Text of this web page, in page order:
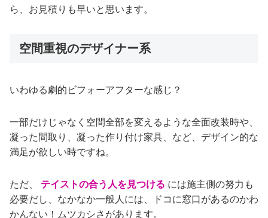
ら、お見積りも早いと思います。
空間重視のデザイナー系
いわゆる劇的ビフォーアフターな感じ？
一部だけじゃなく空間全部を変えるような全面改装時や、
凝った間取り、凝った作り付け家具、など、デザイン的な
満足が欲しい時ですね。
ただ、 テイストの合う人を見つける には施主側の努力も
必要だし、なかなか一般人には、ドコに窓口があるのかわ
かんない！ムツカシさがあります。